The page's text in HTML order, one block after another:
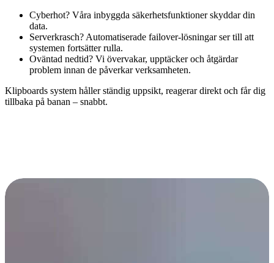
Cyberhot? Våra inbyggda säkerhetsfunktioner skyddar din
data.
Serverkrasch? Automatiserade failover-lösningar ser till att
systemen fortsätter rulla.
Oväntad nedtid? Vi övervakar, upptäcker och åtgärdar
problem innan de påverkar verksamheten.
Klipboards system håller ständig uppsikt, reagerar direkt och får dig
tillbaka på banan – snabbt.